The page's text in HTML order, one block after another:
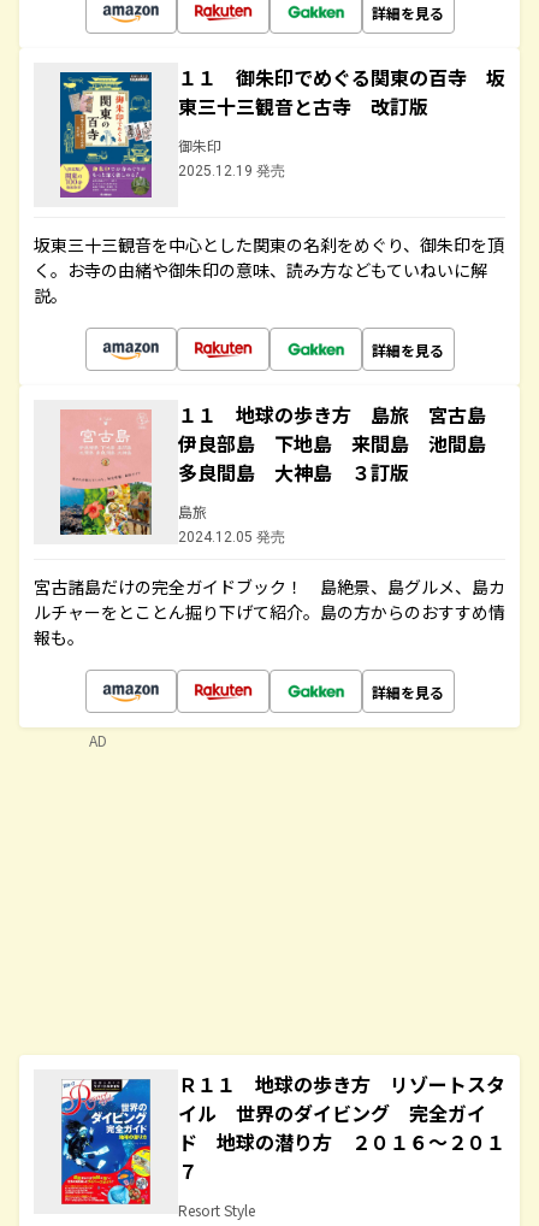
詳細を見る
１１ 御朱印でめぐる関東の百寺 坂
東三十三観音と古寺 改訂版
御朱印
2025.12.19 発売
坂東三十三観音を中心とした関東の名刹をめぐり、御朱印を頂
く。お寺の由緒や御朱印の意味、読み方などもていねいに解
説。
詳細を見る
１１ 地球の歩き方 島旅 宮古島
伊良部島 下地島 来間島 池間島
多良間島 大神島 ３訂版
島旅
2024.12.05 発売
宮古諸島だけの完全ガイドブック！ 島絶景、島グルメ、島カ
ルチャーをとことん掘り下げて紹介。島の方からのおすすめ情
報も。
詳細を見る
Ｒ１１ 地球の歩き方 リゾートスタ
イル 世界のダイビング 完全ガイ
ド 地球の潜り方 ２０１６～２０１
７
Resort Style
AD